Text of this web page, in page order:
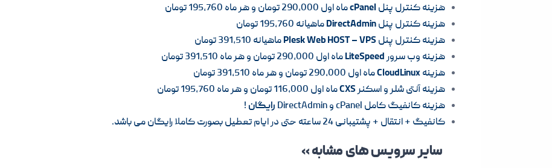
هزینه کنترل پنلcPanelماه اول 290,000 تومان و هر ماه 195,760 تومان
هزینه کنترل پنلDirectAdminماهیانه 195,760 تومان
هزینه کنترل پنلPlesk Web HOST – VPSماهیانه 391,510 تومان
هزینه وب سرورLiteSpeedماه اول 290,000 تومان و هر ماه 391,510 تومان
هزینهCloudLinuxماه اول 290,000 تومان و هر ماه 391,510 تومان
هزینه آنتی شلر و اسکنرCXSماه اول 116,000 تومان و هر ماه 195,760 تومان
هزینه کانفیگ کامل cPanel و DirectAdmin
رایگان !
کانفیگ + انتقال + پشتیبانی 24 ساعته حتی در ایام تعطیل بصورت کاملا رایگان می باشد.
سایر سرویس های مشابه »